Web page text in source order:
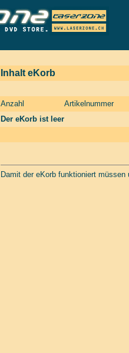
Inhalt eKorb
Anzahl
Artikelnummer
Der eKorb ist leer
Damit der eKorb funktioniert